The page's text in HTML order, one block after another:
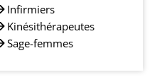
Infirmiers
Kinésithérapeutes
Sage-femmes